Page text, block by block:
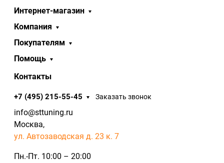
Интернет-магазин
Компания
Покупателям
Помощь
Контакты
+7 (495) 215-55-45 Заказать звонок
info@sttuning.ru
Москва,
ул. Автозаводская д. 23 к. 7
Пн.-Пт. 10:00 – 20:00